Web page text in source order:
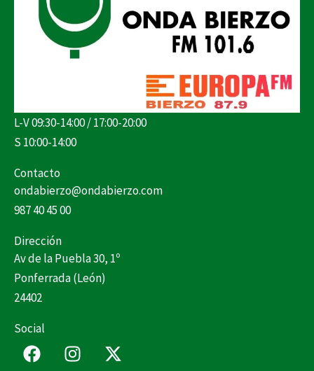
L-V 09:30-14:00 / 17:00-20:00
S 10:00-14:00
Contacto
ondabierzo@ondabierzo.com
987 40 45 00
Dirección
Av de la Puebla 30, 1º
Ponferrada (León)
24402
Social
F
a
I
n
X
-